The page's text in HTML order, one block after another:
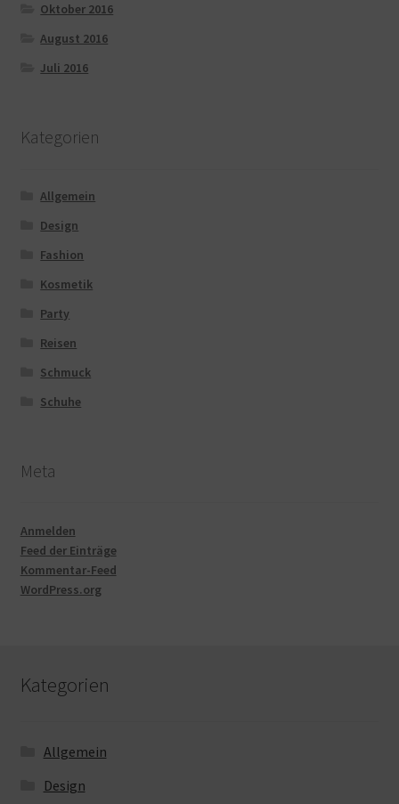
Oktober 2016
August 2016
Juli 2016
Kategorien
Allgemein
Design
Fashion
Kosmetik
Party
Reisen
Schmuck
Schuhe
Meta
Anmelden
Feed der Einträge
Kommentar-Feed
WordPress.org
Kategorien
Allgemein
Design